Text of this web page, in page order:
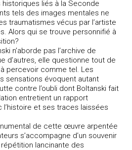
liés à la Seconde
tels des images mentales ne
traumatismes vécus par l’artiste
Alors qui se trouve personnifié à
n’aborde pas l’archive de
d’autres, elle questionne tout de
percevoir comme tel. Les
sensations évoquent autant
contre l’oubli dont Boltanski fait
entretient un rapport
et ses traces laissées
de cette œuvre arpentée
s’accompagne d’un souvenir
lancinante des